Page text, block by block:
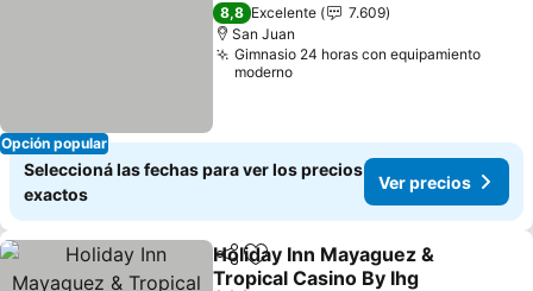
Opción popular
8,8 Excelente
7.609
San Juan
Gimnasio 24 horas con equipamiento
moderno
Seleccioná las fechas para ver los precios
exactos
Ver precios
CompartirAñadir a favoritos
Holiday Inn Mayaguez &
Tropical Casino By Ihg